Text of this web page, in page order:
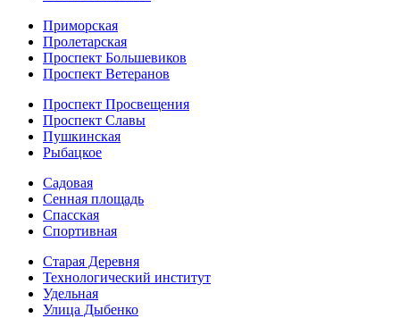
Приморская
Пролетарская
Проспект Большевиков
Проспект Ветеранов
Проспект Просвещения
Проспект Славы
Пушкинская
Рыбацкое
Садовая
Сенная площадь
Спасская
Спортивная
Старая Деревня
Технологический институт
Удельная
Улица Дыбенко